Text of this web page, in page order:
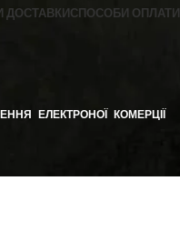
ДОСТАВКИСПОСОБИ ОПЛАТИ
ЕЛЕКТРОНОЇ КОМЕРЦІЇ